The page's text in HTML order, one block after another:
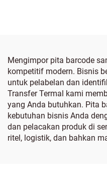
Mengimpor pita barcode
kompetitif modern. Bisnis
untuk pelabelan dan
Transfer Termal kami
yang Anda butuhkan. Pita
kebutuhan bisnis Anda
dan pelacakan produk di
ritel, logistik, dan bahkan